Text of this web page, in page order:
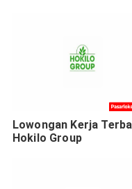
Lowongan Kerja
Hokilo Group